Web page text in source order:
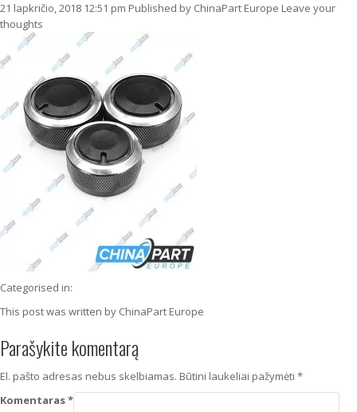
21 lapkričio, 2018 12:51 pm Published by ChinaPart Europe Leave your
thoughts
Categorised in:
This post was written by ChinaPart Europe
Parašykite komentarą
El. pašto adresas nebus skelbiamas. Būtini laukeliai pažymėti *
Komentaras*